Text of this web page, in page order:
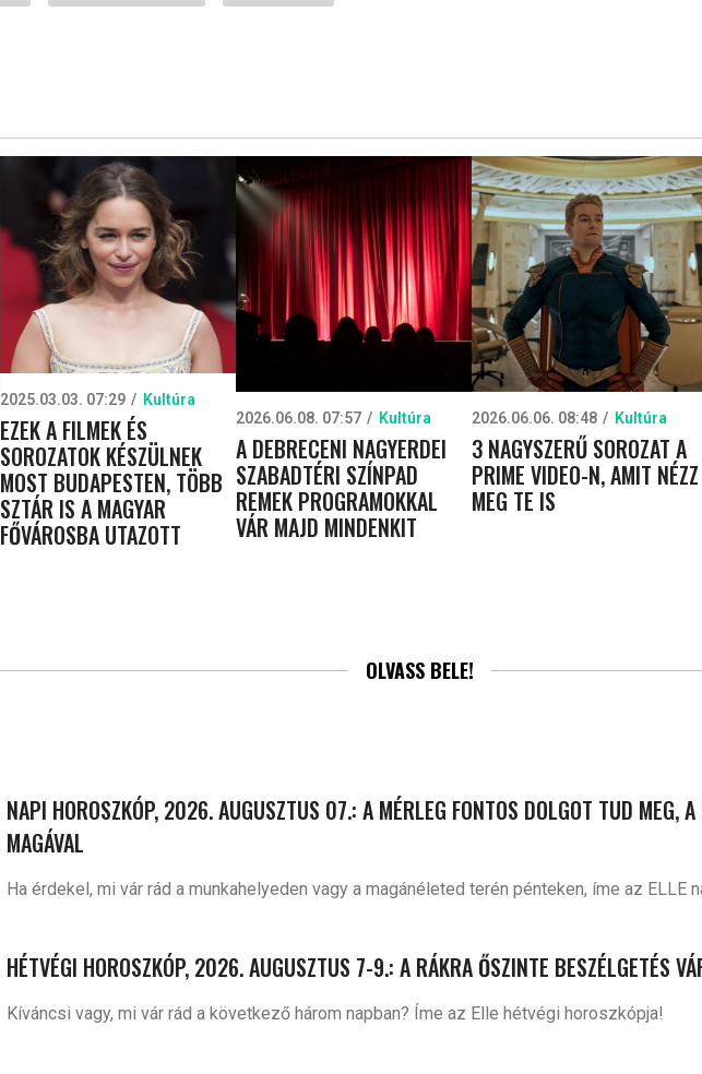
2025.03.03. 07:29 Kultúra
EZEK A FILMEK ÉS
SOROZATOK KÉSZÜLNEK
MOST BUDAPESTEN, TÖBB
SZTÁR IS A MAGYAR
FŐVÁROSBA UTAZOTT
2026.06.08. 07:57 Kultúra
A DEBRECENI NAGYERDEI
SZABADTÉRI SZÍNPAD
REMEK PROGRAMOKKAL
VÁR MAJD MINDENKIT
2026.06.06. 08:48 Kultúra
3 NAGYSZERŰ SOROZAT A
PRIME VIDEO-N, AMIT NÉZZ
MEG TE IS
OLVASS BELE!
NAPI HOROSZKÓP, 2026. AUGUSZTUS 07.: A MÉRLEG FONTOS DOLGOT TUD MEG,
MAGÁVAL
Ha érdekel, mi vár rád a munkahelyeden vagy a magánéleted terén pénteken, íme az ELLE
HÉTVÉGI HOROSZKÓP, 2026. AUGUSZTUS 7-9.: A RÁKRA ŐSZINTE BESZÉLGETÉS
Kíváncsi vagy, mi vár rád a következő három napban? Íme az Elle hétvégi horoszkópja!